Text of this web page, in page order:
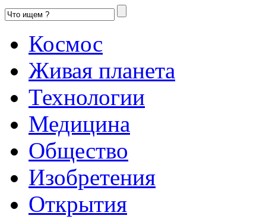
Космос
Живая планета
Технологии
Медицина
Общество
Изобретения
Открытия